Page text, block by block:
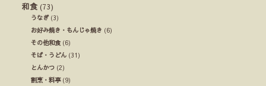
和食 (73)
うなぎ(3)
お好み焼き・もんじゃ焼き (6)
その他和食(6)
そば・うどん (31)
とんかつ (2)
割烹・料亭(9)